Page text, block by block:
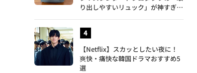
り出しやすいリュック」が神すぎ
【Netflix】スカッとしたい夜に！
爽快・痛快な韓国ドラマおすすめ5
選